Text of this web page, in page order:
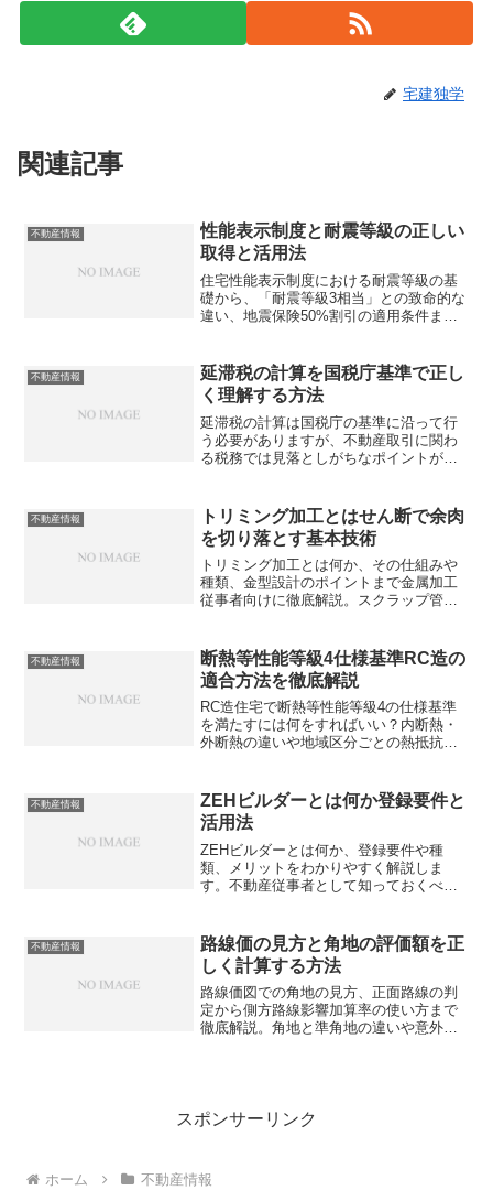
宅建独学
関連記事
不動産情報
性能表示制度と耐震等級の正しい
取得と活用法
住宅性能表示制度における耐震等級の基
礎から、「耐震等級3相当」との致命的な
違い、地震保険50%割引の適用条件まで
でに正しく理解できていますか？
不動産情報
延滞税の計算を国税庁基準で正し
く理解する方法
延滞税の計算は国税庁の基準に沿って行
う必要がありますが、不動産取引に関わ
る税務では見落としがちなポイントが多
不動産情報
トリミング加工とはせん断で余肉
を切り落とす基本技術
トリミング加工とは何か、その仕組みや
種類、金型設計のポイントまで金属加工
従事者向けに徹底解説。スクラップ管理
不動産情報
断熱等性能等級4仕様基準RC造の
適合方法を徹底解説
RC造住宅で断熱等性能等級4の仕様基準
を満たすには何をすればいい？内断熱・
外断熱の違いや地域区分ごとの熱抵抗値
いは本当に基準を満たしていますか？
不動産情報
ZEHビルダーとは何か登録要件と
活用法
ZEHビルダーとは何か、登録要件や種
類、メリットをわかりやすく解説しま
す。不動産従事者として知っておくべき
不動産情報
路線価の見方と角地の評価額を正
しく計算する方法
路線価図での角地の見方、正面路線の判
定から側方路線影響加算率の使い方まで
徹底解説。角地と準角地の違いや意外な
スポンサーリンク
ホーム 不動産情報